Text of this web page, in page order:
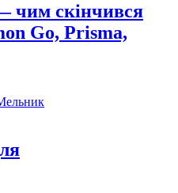
чим скінчився
Go, Prisma,